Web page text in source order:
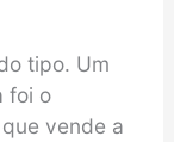
tipo. Um
foi o
vende a